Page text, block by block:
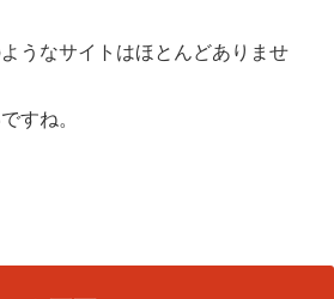
うなサイトはほとんどありませ
すね。